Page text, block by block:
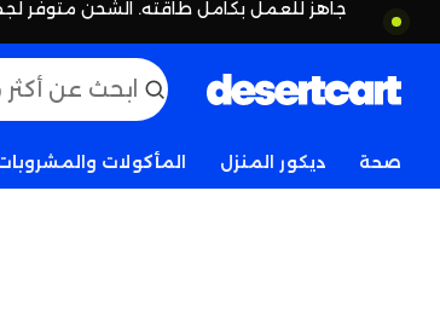
جاهز للعمل بكامل طاقته. الشحن متوفر
صحة ديكور المنزل المأكولات